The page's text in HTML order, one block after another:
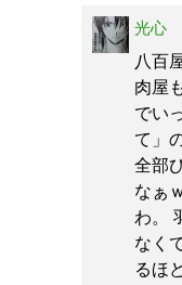
光心
八百
肉屋
でい
て」
全部
なぁ
わ。
なく
るほ